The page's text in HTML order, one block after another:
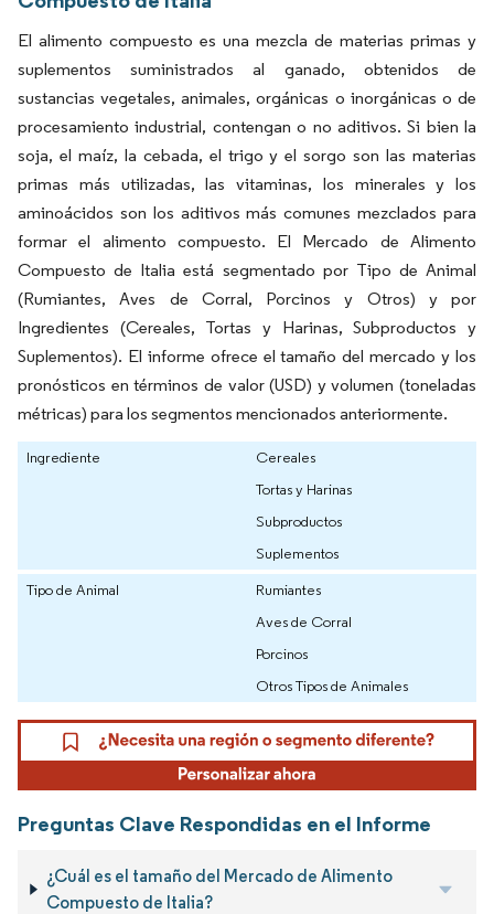
El alimento compuesto es una mezcla de materias primas y
suplementos suministrados al ganado, obtenidos de
sustancias vegetales, animales, orgánicas o inorgánicas o de
procesamiento industrial, contengan o no aditivos. Si bien la
soja, el maíz, la cebada, el trigo y el sorgo son las materias
primas más utilizadas, las vitaminas, los minerales y los
aminoácidos son los aditivos más comunes mezclados para
formar el alimento compuesto. El Mercado de Alimento
Compuesto de Italia está segmentado por Tipo de Animal
(Rumiantes, Aves de Corral, Porcinos y Otros) y por
Ingredientes (Cereales, Tortas y Harinas, Subproductos y
Suplementos). El informe ofrece el tamaño del mercado y los
pronósticos en términos de valor (USD) y volumen (toneladas
métricas) para los segmentos mencionados anteriormente.
Ingrediente
Cereales
Tortas y Harinas
Subproductos
Suplementos
Tipo de Animal
Rumiantes
Aves de Corral
Porcinos
Otros Tipos de Animales
Preguntas Clave Respondidas en el Informe
¿Cuál es el tamaño del Mercado de Alimento
Compuesto de Italia?